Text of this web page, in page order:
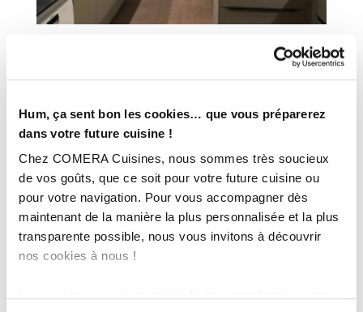
Hum, ça sent bon les cookies… que vous préparerez
dans votre future cuisine !
Chez COMERA Cuisines, nous sommes très soucieux
de vos goûts, que ce soit pour votre future cuisine ou
pour votre navigation. Pour vous accompagner dès
maintenant de la manière la plus personnalisée et la plus
transparente possible, nous vous invitons à découvrir
nos cookies à nous !
INFORMATIONS
TECHNIQUES :
COMERA Cuisines à Orléans Fleury-les-Aubrais (45)
COMERA-En savoir plus
Rencontrez votre cuisiniste